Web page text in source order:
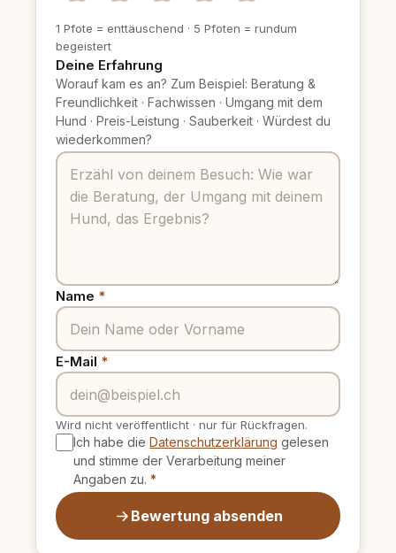
1 Pfote = enttäuschend · 5 Pfoten = rundum
begeistert
Deine Erfahrung
Worauf kam es an? Zum Beispiel: Beratung &
Freundlichkeit · Fachwissen · Umgang mit dem
Hund · Preis-Leistung · Sauberkeit · Würdest du
wiederkommen?
Name *
E-Mail *
Wird nicht veröffentlicht · nur für Rückfragen.
Ich habe dieDatenschutzerklärung gelesen
und stimme der Verarbeitung meiner
Angaben zu. *
Bewertung absenden